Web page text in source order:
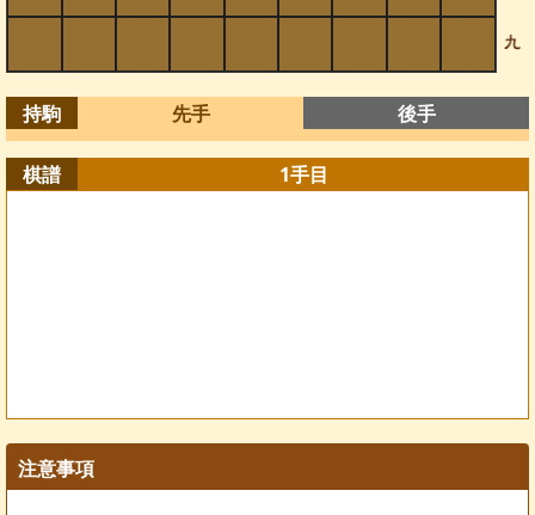
持駒 先手 後手
棋譜 1手目
注意事項